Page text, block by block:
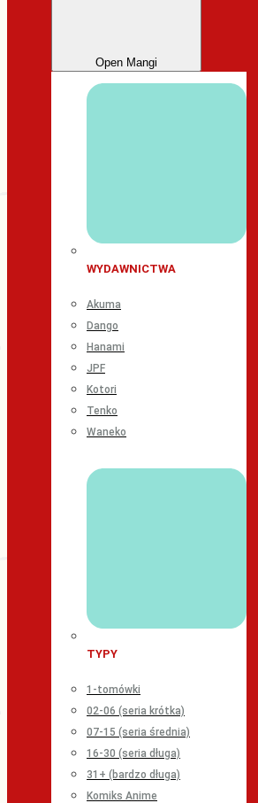
Open Mangi
WYDAWNICTWA
Akuma
Dango
Hanami
JPF
Kotori
Tenko
Waneko
TYPY
1-tomówki
02-06 (seria krótka)
07-15 (seria średnia)
16-30 (seria długa)
31+ (bardzo długa)
Komiks Anime